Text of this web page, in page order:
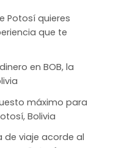
Potosí quieres
que te
en BOB, la
máximo para
Bolivia
de viaje acorde al